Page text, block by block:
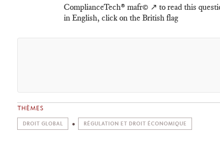
ComplianceTech® mafr©️ ↗️ to read this
in English, click on the British flag
THÈMES
DROIT GLOBAL RÉGULATION ET DROIT ÉCONOMIQUE